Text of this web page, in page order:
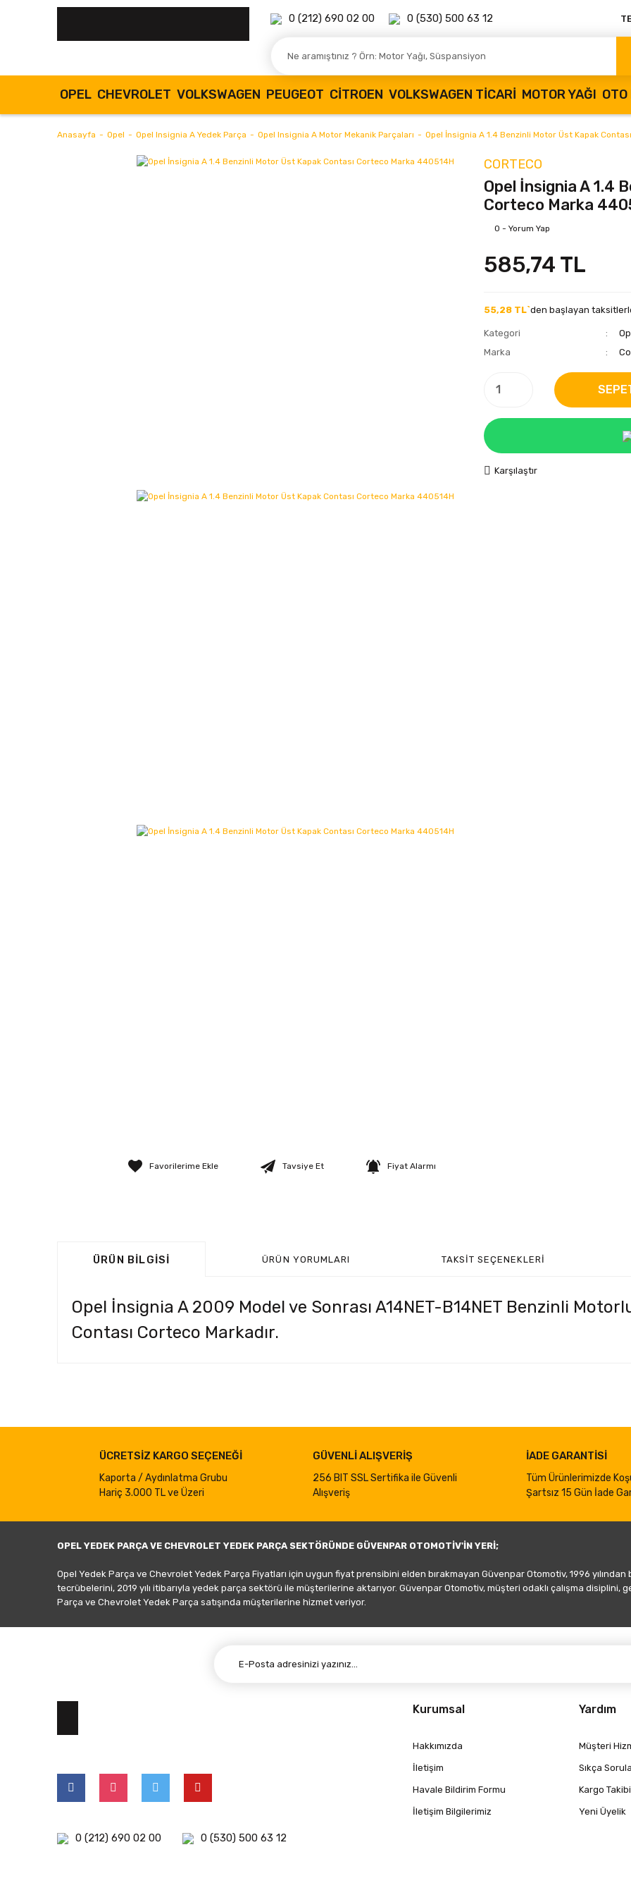
0 (212) 690 02 00 0 (530) 500 63 12
OPEL CHEVROLET VOLKSWAGEN PEUGEOT CITROEN VOLKSWAGEN TICARI MOTOR YAĞI
Anasayfa Opel Opel Insignia A Yedek Parça Opel Insignia A Motor Mekanik Parçaları Opel İnsignia A 1.4 Benzinli Motor Üst Kapak
Tavsiye Et Fiyat Alarmı
CORTECO
Opel İnsignia A 1.4
Corteco Marka
0 - Yorum Yap
585,74 TL
55,28 TL`den başlayan
Kategori
Marka
Karşılaştır
ÜRÜN BILGISI ÜRÜN YORUMLARI TAKSIT SEÇENEKLERI
Opel İnsignia A 2009 Model ve Sonrası A14NET-B14NET Benzinli
Contası Corteco Markadır.
Ürün açıklamasında eksik bilgiler bulunuyor.
Ürün bilgilerinde hatalar bulunuyor.
Ürün fiyatı diğer sitelerden daha pahalı.
ÜCRETSİZ KARGO SEÇENEĞİ
Kaporta / Aydınlatma Grubu
Hariç 3.000 TL ve Üzeri
GÜVENLİ ALIŞVERİŞ
256 BIT SSL Sertifika ile Güvenli
Alışveriş
İADE GARANTİSİ
Tüm Ürünlerimizde
Şartsız 15 Gün İade
OPEL YEDEK PARÇA VE CHEVROLET YEDEK PARÇA SEKTÖRÜNDE GÜVENPAR OTOMOTİV'İN YERİ;
Opel Yedek Parça ve Chevrolet Yedek Parça Fiyatları için uygun fiyat prensibini elden bırakmayan Güvenpar Otomotiv, 1996
tecrübelerini, 2019 yılı itibarıyla yedek parça sektörü ile müşterilerine aktarıyor. Güvenpar Otomotiv, müşteri odaklı çalışma disiplini,
Parça ve Chevrolet Yedek Parça satışında müşterilerine hizmet veriyor.
0 (212) 690 02 00 0 (530) 500 63 12
Kurumsal
Hakkımızda
İletişim
Havale Bildirim Formu
İletişim Bilgilerimiz
Yardım
Müşteri
Sıkça
Kargo Takibi
Yeni Üyelik